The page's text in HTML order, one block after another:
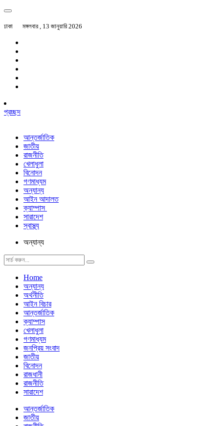
ঢাকা মঙ্গলবার , 13 জানুয়ারি 2026
প্রচ্ছদ
আন্তর্জাতিক
জাতীয়
রাজনীতি
খেলাধুলা
বিনোদন
গণমাধ্যম
অন্যান্য
আইন আদালত
ক্যাম্পাস
সারাদেশ
স্বাস্থ্য
অন্যান্য
Home
অন্যান্য
অর্থনীতি
আইন বিচার
আন্তর্জাতিক
ক্যাম্পাস
খেলাধুলা
গণমাধ্যম
জনপ্রিয় সংবাদ
জাতীয়
বিনোদন
রাজধানী
রাজনীতি
সারাদেশ
আন্তর্জাতিক
জাতীয়